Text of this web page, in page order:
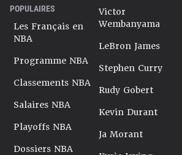
POPULAIRES
Les Français en
NBA
Programme NBA
Classements NBA
Salaires NBA
Playoffs NBA
Dossiers NBA
Victor
Wembanyama
LeBron James
Stephen Curry
Rudy Gobert
Kevin Durant
Ja Morant